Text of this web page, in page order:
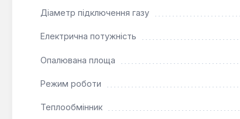
просторі, а можливість кліматичного
погодних умовах.
Діаметр підключення газу
Електрична потужність
Опалювана площа
Режим роботи
Теплообмінник